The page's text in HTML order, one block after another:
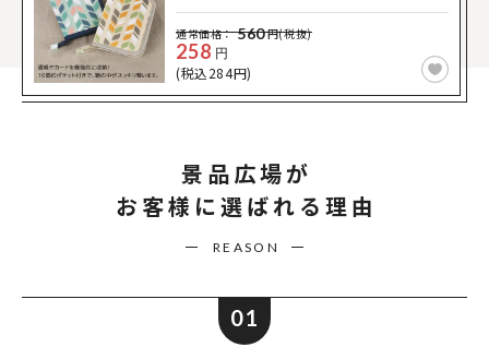
通常価格： 560円(税抜)
258 円
(税込284円)
景品広場が
お客様に選ばれる理由
REASON
01